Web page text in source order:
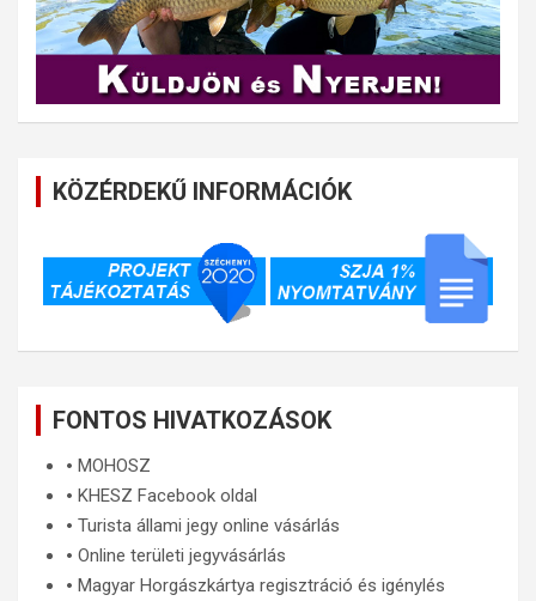
KÖZÉRDEKŰ INFORMÁCIÓK
FONTOS HIVATKOZÁSOK
🞄 MOHOSZ
🞄 KHESZ Facebook oldal
🞄 Turista állami jegy online vásárlás
🞄 Online területi jegyvásárlás
🞄 Magyar Horgászkártya regisztráció és igénylés